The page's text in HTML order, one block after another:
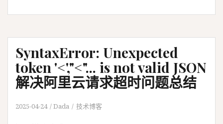
SyntaxError: Unexpected
token '<',"<"... is not valid JSON
解决阿里云请求超时问题总结
2025-04-24 Dada 技术博客